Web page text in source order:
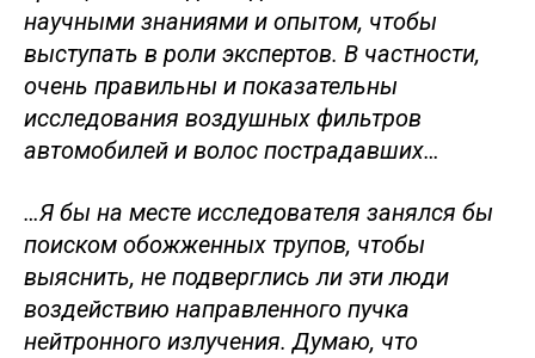
научными знаниями и опытом, чтобы
выступать в роли экспертов. В частности,
очень правильны и показательны
исследования воздушных фильтров
автомобилей и волос пострадавших…
…Я бы на месте исследователя занялся бы
поиском обожженных трупов, чтобы
выяснить, не подверглись ли эти люди
воздействию направленного пучка
нейтронного излучения. Думаю, что